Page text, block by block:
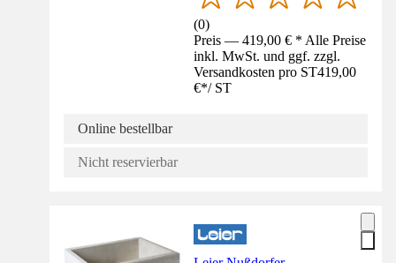
(0)
Preis — 419,00 € * Alle Preise
inkl. MwSt. und ggf. zzgl.
Versandkosten pro ST419,00
€*/ ST
Online bestellbar
Nicht reservierbar